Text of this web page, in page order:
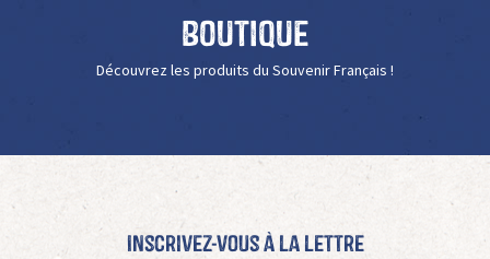
Boutique
Découvrez les produits du Souvenir Français !
Inscrivez-vous à La Lettre